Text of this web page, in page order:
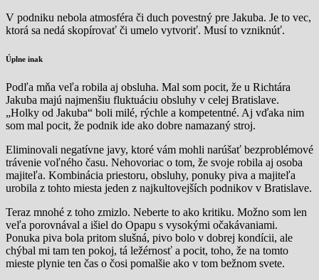
V podniku nebola atmosféra či duch povestný pre Jakuba. Je to vec,
ktorá sa nedá skopírovať či umelo vytvoriť. Musí to vzniknúť.
Úplne inak
Podľa mňa veľa robila aj obsluha. Mal som pocit, že u Richtára
Jakuba majú najmenšiu fluktuáciu obsluhy v celej Bratislave.
„Holky od Jakuba“ boli milé, rýchle a kompetentné. Aj vďaka nim
som mal pocit, že podnik ide ako dobre namazaný stroj.
Eliminovali negatívne javy, ktoré vám mohli narúšať bezproblémové
trávenie voľného času. Nehovoriac o tom, že svoje robila aj osoba
majiteľa. Kombinácia priestoru, obsluhy, ponuky piva a majiteľa
urobila z tohto miesta jeden z najkultovejších podnikov v Bratislave.
Teraz mnohé z toho zmizlo. Neberte to ako kritiku. Možno som len
veľa porovnával a išiel do Opapu s vysokými očakávaniami.
Ponuka piva bola pritom slušná, pivo bolo v dobrej kondícii, ale
chýbal mi tam ten pokoj, tá ležérnosť a pocit, toho, že na tomto
mieste plynie ten čas o čosi pomalšie ako v tom bežnom svete.